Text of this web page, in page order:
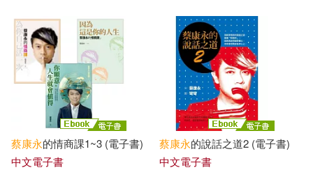
蔡康永的情商課1~3 (電子書)
中文電子書
蔡康永的說話之道2 (電子書)
中文電子書